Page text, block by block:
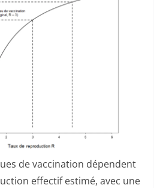
de vaccination dépendent
effectif estimé, avec une